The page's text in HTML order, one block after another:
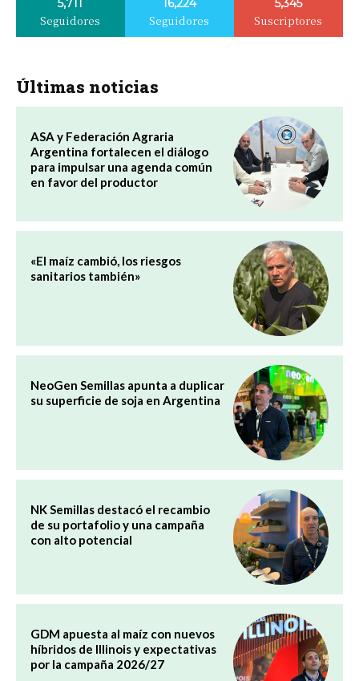
Seguidores Seguidores Suscriptores
Últimas noticias
ASA y Federación Agraria
Argentina fortalecen el diálogo
para impulsar una agenda común
en favor del productor
«El maíz cambió, los riesgos
sanitarios también»
NeoGen Semillas apunta a duplicar
su superficie de soja en Argentina
NK Semillas destacó el recambio
de su portafolio y una campaña
con alto potencial
GDM apuesta al maíz con nuevos
híbridos de Illinois y expectativas
por la campaña 2026/27